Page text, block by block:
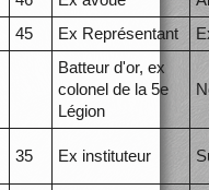
45 Ex Représentant
Batteur d'or, ex
colonel de la 5e
Légion
35 Ex instituteur